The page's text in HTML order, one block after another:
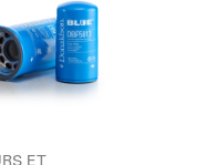
ET